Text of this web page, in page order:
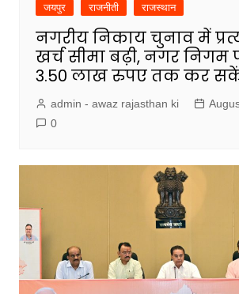
जयपुर राजनीती राजस्थान
नगरीय निकाय चुनाव में
खर्च सीमा बढ़ी, नगर निगम
3.50 लाख रुपए तक कर
admin - awaz rajasthan ki
0